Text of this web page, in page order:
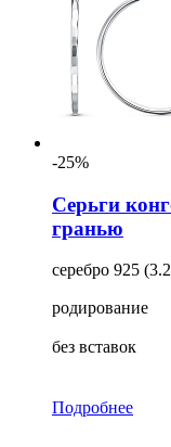
-25%
Серьги
гранью
серебро 925
родирование
без вставок
Подробнее